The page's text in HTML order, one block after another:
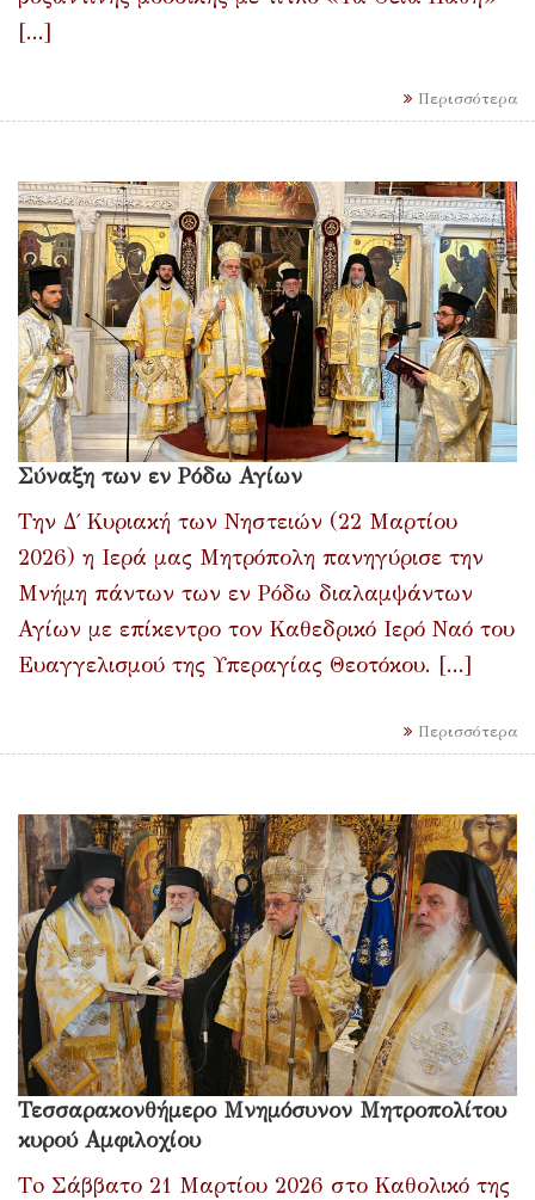
[...]
Περισσότερα
Σύναξη των εν Ρόδω Αγίων
Την Δ΄ Κυριακή των Νηστειών (22 Μαρτίου
2026) η Ιερά μας Μητρόπολη πανηγύρισε την
Μνήμη πάντων των εν Ρόδω διαλαμψάντων
Αγίων με επίκεντρο τον Καθεδρικό Ιερό Ναό του
Ευαγγελισμού της Υπεραγίας Θεοτόκου. [...]
Περισσότερα
Τεσσαρακονθήμερο Μνημόσυνον Μητροπολίτου
κυρού Αμφιλοχίου
Τo Σάββατο 21 Μαρτίου 2026 στο Καθολικό της